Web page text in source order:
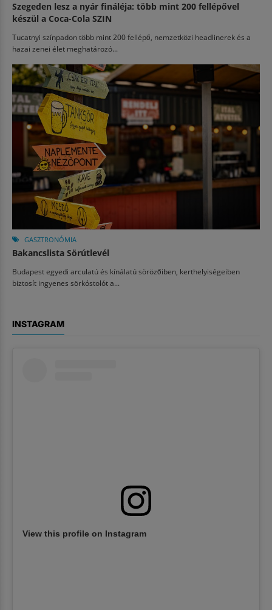
Szegeden lesz a nyár fináléja: több mint 200 fellépővel
készül a Coca-Cola SZIN
Tucatnyi színpadon több mint 200 fellépő, nemzetközi headlinerek és a
hazai zenei élet meghatározó...
GASZTRONÓMIA
Bakancslista Sörútlevél
Budapest egyedi arculatú és kínálatú sörözőiben, kerthelyiségeiben
biztosít ingyenes sörkóstolót a...
INSTAGRAM
View this profile on Instagram